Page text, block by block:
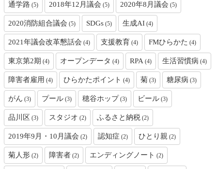
通学路 (5) 2018年12月議会 (5) 2020年8月議会 (5)
2020消防組合議会 (5) SDGs (5) 生成AI (4)
2021年議会改革懇話会 (4) 支援教育 (4) FMひらかた (4)
東京第2期 (4) オープンデータ (4) RPA (4) 生活習慣病 (4)
障害者雇用 (4) ひらかたポイント (4) 菊 (3) 糖尿病 (3)
がん (3) プール (3) 穂谷ホップ (3) ビール (3)
品川区 (3) スタジオ (2) ふるさと納税 (2)
2019年9月・10月議会 (2) 認知症 (2) ひとり親 (2)
菊人形 (2) 障害者 (2) エンディングノート (2)